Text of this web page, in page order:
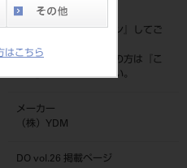
はこちら
標準価格
価格の確認は『ログイン
』してご
ネット会員登録がまだの方は『
こ
ちら』より登録ください。
メーカー
（株）YDM
DO vol.26 掲載ページ